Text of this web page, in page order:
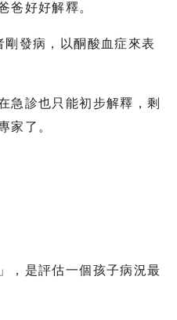
爸好好解釋。
發病，以酮酸血症來表
急診也只能初步解釋，剩
家了。
，是評估一個孩子病況最